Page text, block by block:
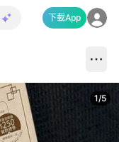
下載App
1/5